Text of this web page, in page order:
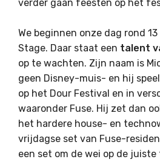
verder gaan feesten op het
We beginnen onze dag rond
Stage. Daar staat een talent
op te wachten. Zijn naam is
geen Disney-muis- en hij
op het Dour Festival en in
waaronder Fuse. Hij zet dan
het hardere house- en
vrijdagse set van Fuse-
een set om de wei op de